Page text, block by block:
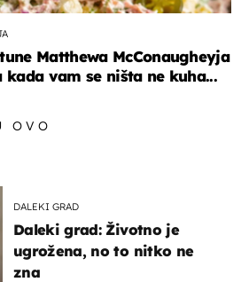
Matthewa McConaugheyja
vam se ništa ne kuha...
OVO
DALEKI GRAD
Daleki grad: Životno je
ugrožena, no to nitko ne
zna